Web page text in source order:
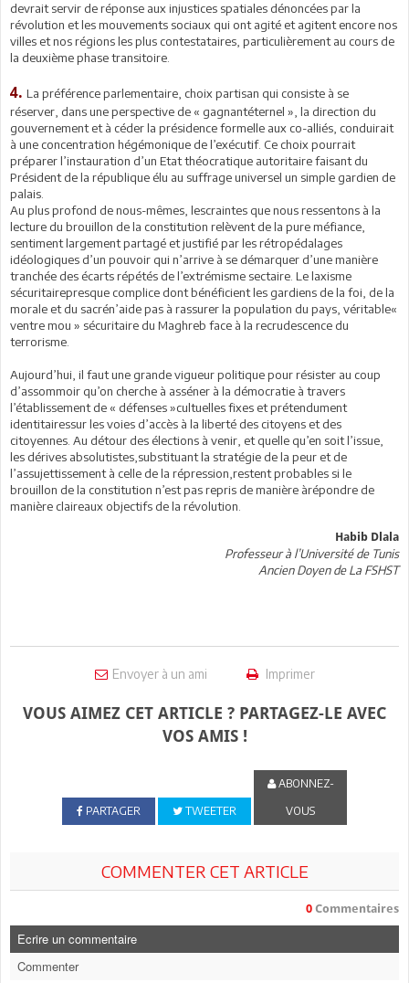
devrait servir de réponse aux injustices spatiales dénoncées par la
révolution et les mouvements sociaux qui ont agité et agitent encore nos
villes et nos régions les plus contestataires, particulièrement au cours de
la deuxième phase transitoire.
4. La préférence parlementaire, choix partisan qui consiste à se
réserver, dans une perspective de « gagnantéternel », la direction du
gouvernement et à céder la présidence formelle aux co-alliés, conduirait
à une concentration hégémonique de l’exécutif. Ce choix pourrait
préparer l’instauration d’un Etat théocratique autoritaire faisant du
Président de la république élu au suffrage universel un simple gardien de
palais.
Au plus profond de nous-mêmes, lescraintes que nous ressentons à la
lecture du brouillon de la constitution relèvent de la pure méfiance,
sentiment largement partagé et justifié par les rétropédalages
idéologiques d’un pouvoir qui n’arrive à se démarquer d’une manière
tranchée des écarts répétés de l’extrémisme sectaire. Le laxisme
sécuritairepresque complice dont bénéficient les gardiens de la foi, de la
morale et du sacrén’aide pas à rassurer la population du pays, véritable«
ventre mou » sécuritaire du Maghreb face à la recrudescence du
terrorisme.
Aujourd’hui, il faut une grande vigueur politique pour résister au coup
d’assommoir qu’on cherche à asséner à la démocratie à travers
l’établissement de « défenses »cultuelles fixes et prétendument
identitairessur les voies d’accès à la liberté des citoyens et des
citoyennes. Au détour des élections à venir, et quelle qu’en soit l’issue,
les dérives absolutistes,substituant la stratégie de la peur et de
l’assujettissement à celle de la répression,restent probables si le
brouillon de la constitution n’est pas repris de manière àrépondre de
manière claireaux objectifs de la révolution.
Habib Dlala
Professeur à l’Université de Tunis
Ancien Doyen de La FSHST
Envoyer à un ami Imprimer
VOUS AIMEZ CET ARTICLE ? PARTAGEZ-LE AVEC
VOS AMIS !
PARTAGER TWEETER
ABONNEZ-
VOUS
COMMENTER CET ARTICLE
0 Commentaires
Ecrire un commentaire
Commenter